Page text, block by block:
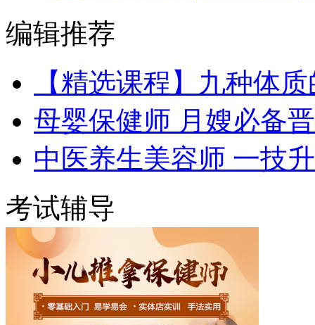
编辑推荐
【精选课程】九种体
母婴保健师 月嫂必备
中医养生美容师 一技
考试辅导